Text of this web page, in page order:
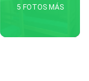
5 FOTOS MÁS